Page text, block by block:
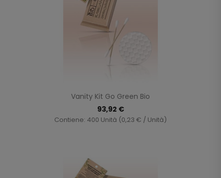
Vanity Kit Go Green Bio
93,92 €
Contiene: 400 Unità (0,23 € / Unità)